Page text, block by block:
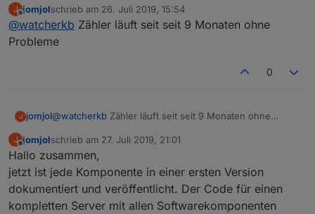
zuverlässig?
J
Offline
jomjolschrieb am 26. Juli 2019, 15:54
zuletzt editiert von
@watcherkb Zähler läuft seit seit 9 Monaten ohne
Probleme
0
J jomjol@watcherkb Zähler läuft seit seit 9 Monaten ohne
J
Offline
jomjolschrieb am 27. Juli 2019, 21:01
zuletzt editiert von
Hallo zusammen,
jetzt ist jede Komponente in einer ersten Version
dokumentiert und veröffentlicht. Der Code für einen
kompletten Server mit allen Softwarekomponenten